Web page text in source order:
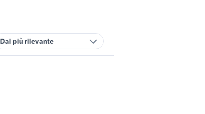
Dal più rilevante